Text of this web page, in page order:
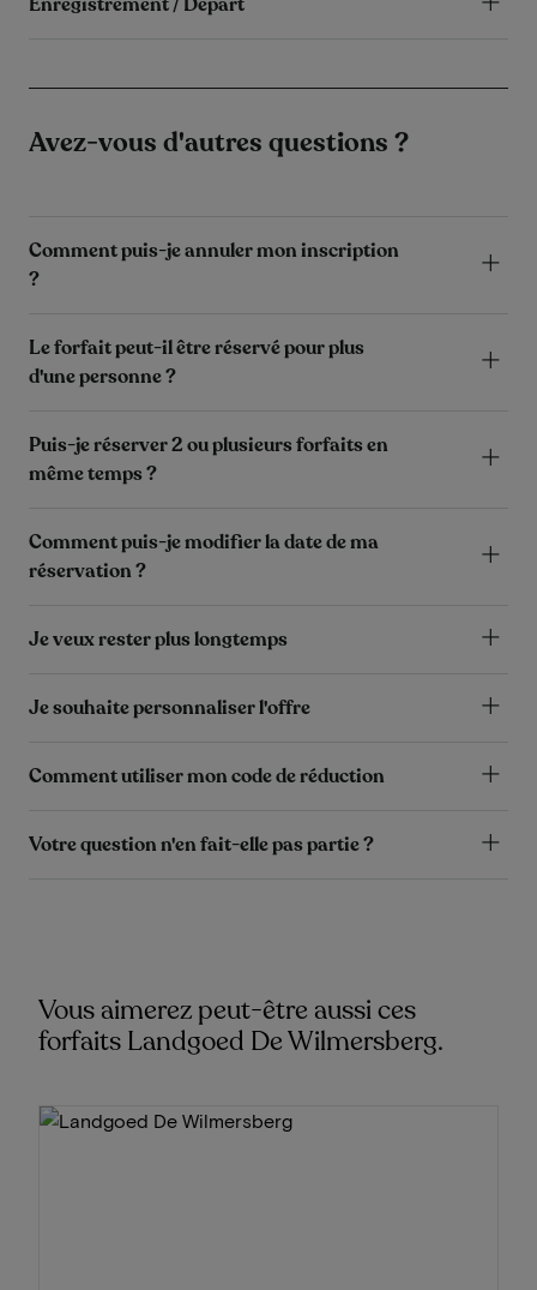
Avez-vous d'autres questions ?
Comment puis-je annuler mon inscription
?
Le forfait peut-il être réservé pour plus
d'une personne ?
Puis-je réserver 2 ou plusieurs forfaits en
même temps ?
Comment puis-je modifier la date de ma
réservation ?
Je veux rester plus longtemps
Je souhaite personnaliser l'offre
Comment utiliser mon code de réduction
Votre question n'en fait-elle pas partie ?
Vous aimerez peut-être aussi ces
forfaits Landgoed De Wilmersberg.